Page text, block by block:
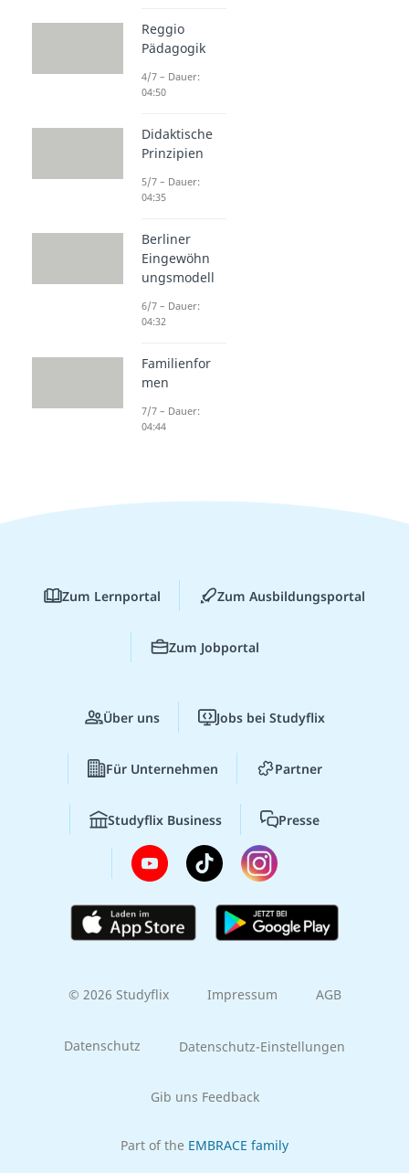
Reggio
Pädagogik
4/7 – Dauer:
04:50
Didaktische
Prinzipien
5/7 – Dauer:
04:35
Berliner
Eingewöhn
ungsmodell
6/7 – Dauer:
04:32
Familienfor
men
7/7 – Dauer:
04:44
Zum Lernportal Zum Ausbildungsportal
Zum Jobportal
Über uns Jobs bei Studyflix
Für Unternehmen Partner
Studyflix Business Presse
© 2026 Studyflix Impressum AGB
Datenschutz Datenschutz-Einstellungen
Gib uns Feedback
Part of the EMBRACE family